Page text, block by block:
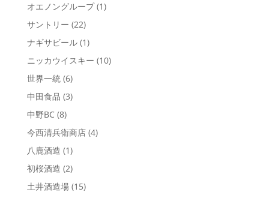
オエノングループ (1)
サントリー (22)
ナギサビール (1)
ニッカウイスキー (10)
世界一統 (6)
中田食品 (3)
中野BC (8)
今西清兵衛商店 (4)
八鹿酒造 (1)
初桜酒造 (2)
土井酒造場 (15)